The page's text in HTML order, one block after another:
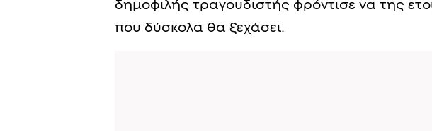
δημοφιλής τραγουδιστής φρόντισε να της
που δύσκολα θα ξεχάσει.